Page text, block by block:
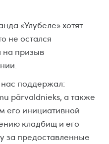
«Улубеле» хотят
не остался
на призыв
поддержал:
pārvaldnieks, а также
его инициативной
кладбищ и его
за предоставленные